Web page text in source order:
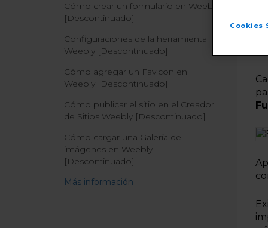
Cómo crear un formulario en Weebly
[Descontinuado]
Configuraciones de la herramienta
Weebly [Descontinuado]
Cómo agregar un Favicon en
Weebly [Descontinuado]
Cómo publicar el sitio en el Creador
de Sitios Weebly [Descontinuado]
Cómo cargar una Galería de
imágenes en Weebly
[Descontinuado]
Más información
Cookies